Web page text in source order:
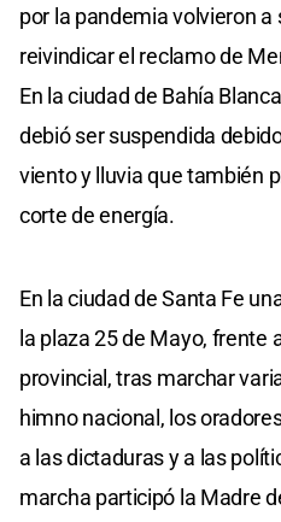
por la pandemia volvieron a
reivindicar el reclamo de
En la ciudad de Bahía
debió ser suspendida
viento y lluvia que también
corte de energía.
En la ciudad de Santa Fe
la plaza 25 de Mayo, frente
provincial, tras marchar
himno nacional, los
a las dictaduras y a las
marcha participó la Madre